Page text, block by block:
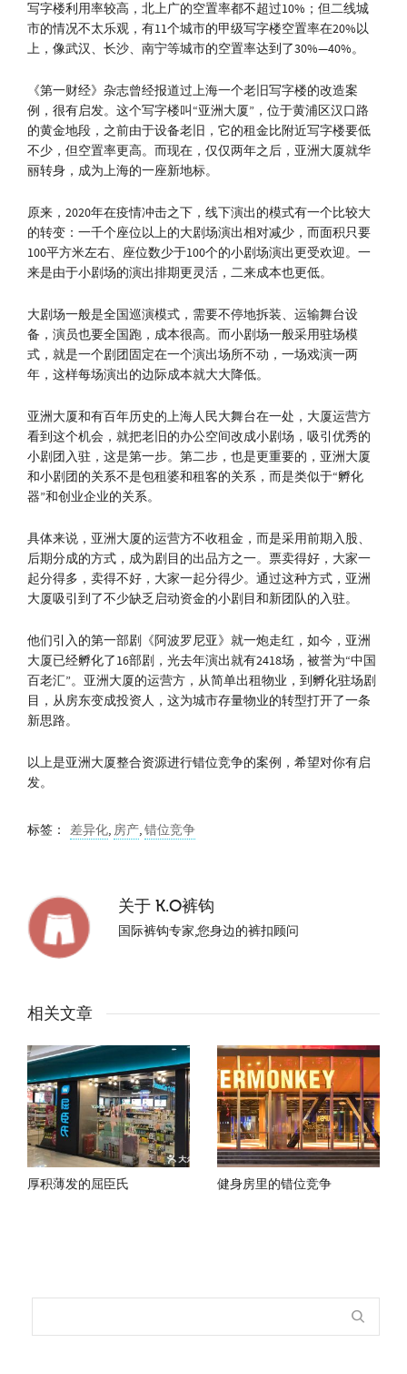
写字楼利用率较高，北上广的空置率都不超过10%；但二线城
市的情况不太乐观，有11个城市的甲级写字楼空置率在20%以
上，像武汉、长沙、南宁等城市的空置率达到了30%—40%。
《第一财经》杂志曾经报道过上海一个老旧写字楼的改造案
例，很有启发。这个写字楼叫“亚洲大厦”，位于黄浦区汉口路
的黄金地段，之前由于设备老旧，它的租金比附近写字楼要低
不少，但空置率更高。而现在，仅仅两年之后，亚洲大厦就华
丽转身，成为上海的一座新地标。
原来，2020年在疫情冲击之下，线下演出的模式有一个比较大
的转变：一千个座位以上的大剧场演出相对减少，而面积只要
100平方米左右、座位数少于100个的小剧场演出更受欢迎。一
来是由于小剧场的演出排期更灵活，二来成本也更低。
大剧场一般是全国巡演模式，需要不停地拆装、运输舞台设
备，演员也要全国跑，成本很高。而小剧场一般采用驻场模
式，就是一个剧团固定在一个演出场所不动，一场戏演一两
年，这样每场演出的边际成本就大大降低。
亚洲大厦和有百年历史的上海人民大舞台在一处，大厦运营方
看到这个机会，就把老旧的办公空间改成小剧场，吸引优秀的
小剧团入驻，这是第一步。第二步，也是更重要的，亚洲大厦
和小剧团的关系不是包租婆和租客的关系，而是类似于“孵化
器”和创业企业的关系。
具体来说，亚洲大厦的运营方不收租金，而是采用前期入股、
后期分成的方式，成为剧目的出品方之一。票卖得好，大家一
起分得多，卖得不好，大家一起分得少。通过这种方式，亚洲
大厦吸引到了不少缺乏启动资金的小剧目和新团队的入驻。
他们引入的第一部剧《阿波罗尼亚》就一炮走红，如今，亚洲
大厦已经孵化了16部剧，光去年演出就有2418场，被誉为“中国
百老汇”。亚洲大厦的运营方，从简单出租物业，到孵化驻场剧
目，从房东变成投资人，这为城市存量物业的转型打开了一条
新思路。
以上是亚洲大厦整合资源进行错位竞争的案例，希望对你有启
发。
标签： 差异化,房产,错位竞争
关于 K.O裤钩
国际裤钩专家,您身边的裤扣顾问
相关文章
厚积薄发的屈臣氏 健身房里的错位竞争